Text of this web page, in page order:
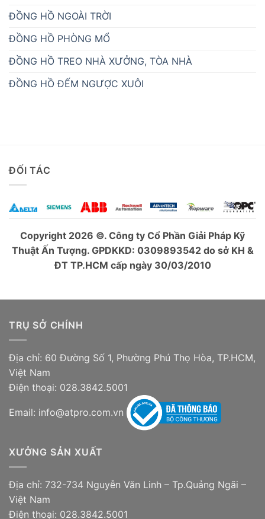
ĐỒNG HỒ NGOÀI TRỜI
ĐỒNG HỒ PHÒNG MỔ
ĐỒNG HỒ TREO NHÀ XƯỞNG, TÒA NHÀ
ĐỒNG HỒ ĐẾM NGƯỢC XUÔI
ĐỐI TÁC
Copyright 2026 ©. Công ty Cổ Phần Giải Pháp Kỹ
Thuật Ấn Tượng. GPDKKD: 0309893542 do sở KH &
ĐT TP.HCM cấp ngày 30/03/2010
TRỤ SỞ CHÍNH
Địa chỉ: 60 Đường Số 1, Phường Phú Thọ Hòa, TP.HCM,
Việt Nam
Điện thoại: 028.3842.5001
Email: info@atpro.com.vn
XƯỞNG SẢN XUẤT
Địa chỉ: 732-734 Nguyễn Văn Linh – Tp.Quảng Ngãi –
Việt Nam
Điện thoại: 028.3842.5001